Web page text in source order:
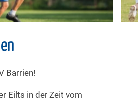
Barrien!
Eilts in der Zeit vom